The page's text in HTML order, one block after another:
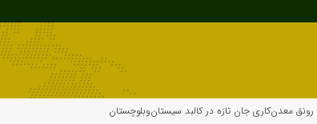
رونق معدن‌کاری جان تازه در کالبد سیستان‌وبلوچستان